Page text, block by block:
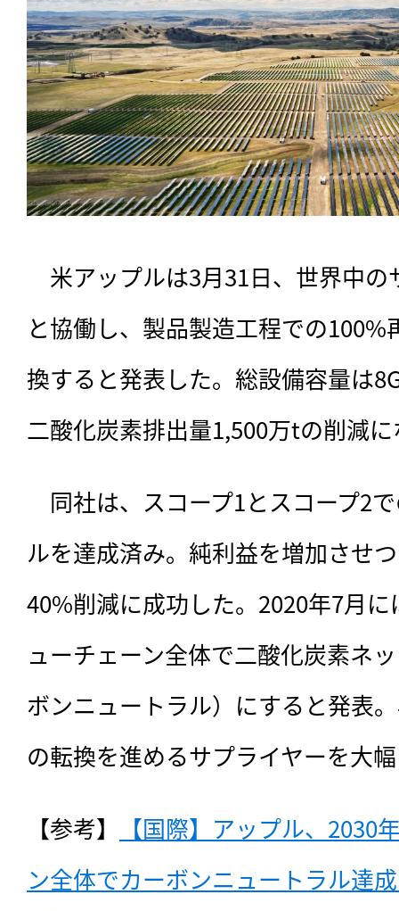
米アップルは3月31日、世界中の
と協働し、製品製造工程での
換すると発表した。総設備容量は
二酸化炭素排出量1,500万tの削減
同社は、 スコープ1とスコープ2
ルを達成済み。純利益を増加させ
40%削減に成功した。2020年7月
ューチェーン全体で二酸化炭素ネ
ボンニュートラル）にすると発表
の転換を進めるサプライヤーを大
【参考】
【国際】アップル、2030
ン全体でカーボンニュートラル達